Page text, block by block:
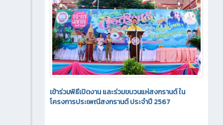
เข้าร่วมพิธีเปิดงาน และร่วมขบวนแห่สงกรานต์ ใน
โครงการประเพณีสงกรานต์ ประจำปี 2567